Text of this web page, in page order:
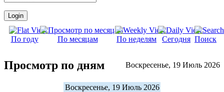
По году По месяцам По неделям Сегодня Поиск
Просмотр по дням Воскресенье, 19 Июль 2026
Воскресенье, 19 Июль 2026